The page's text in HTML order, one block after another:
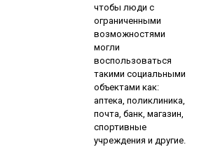
чтобы люди с
ограниченными
возможностями
могли
воспользоваться
такими социальными
объектами как:
аптека, поликлиника,
почта, банк, магазин,
спортивные
учреждения и другие.